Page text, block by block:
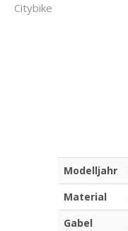
Citybike
Modelljahr
Material
Gabel